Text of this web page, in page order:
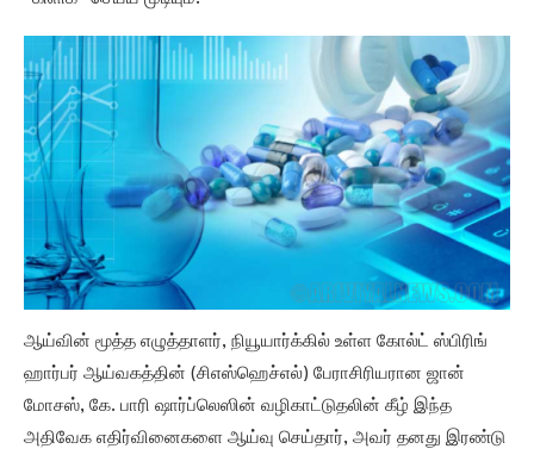
ஆய்வின் மூத்த எழுத்தாளர், நியூயார்க்கில் உள்ள கோல்ட் ஸ்பிரிங்
ஹார்பர் ஆய்வகத்தின் (சிஎஸ்ஹெச்எல்) பேராசிரியரான ஜான்
மோசஸ், கே. பாரி ஷார்ப்லெஸின் வழிகாட்டுதலின் கீழ் இந்த
அதிவேக எதிர்வினைகளை ஆய்வு செய்தார், அவர் தனது இரண்டு